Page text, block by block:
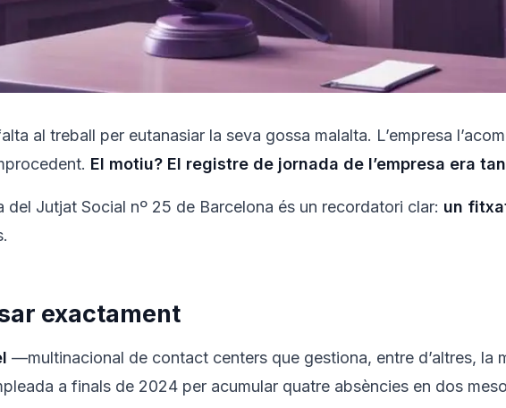
al treball per eutanasiar la seva gossa malalta. L’empresa
El motiu? El registre de jornada de l’empresa era
del Jutjat Social nº 25 de Barcelona és un recordatori clar: un
exactament
—multinacional de contact centers que gestiona, entre d’altres,
a finals de 2024 per acumular quatre absències en dos